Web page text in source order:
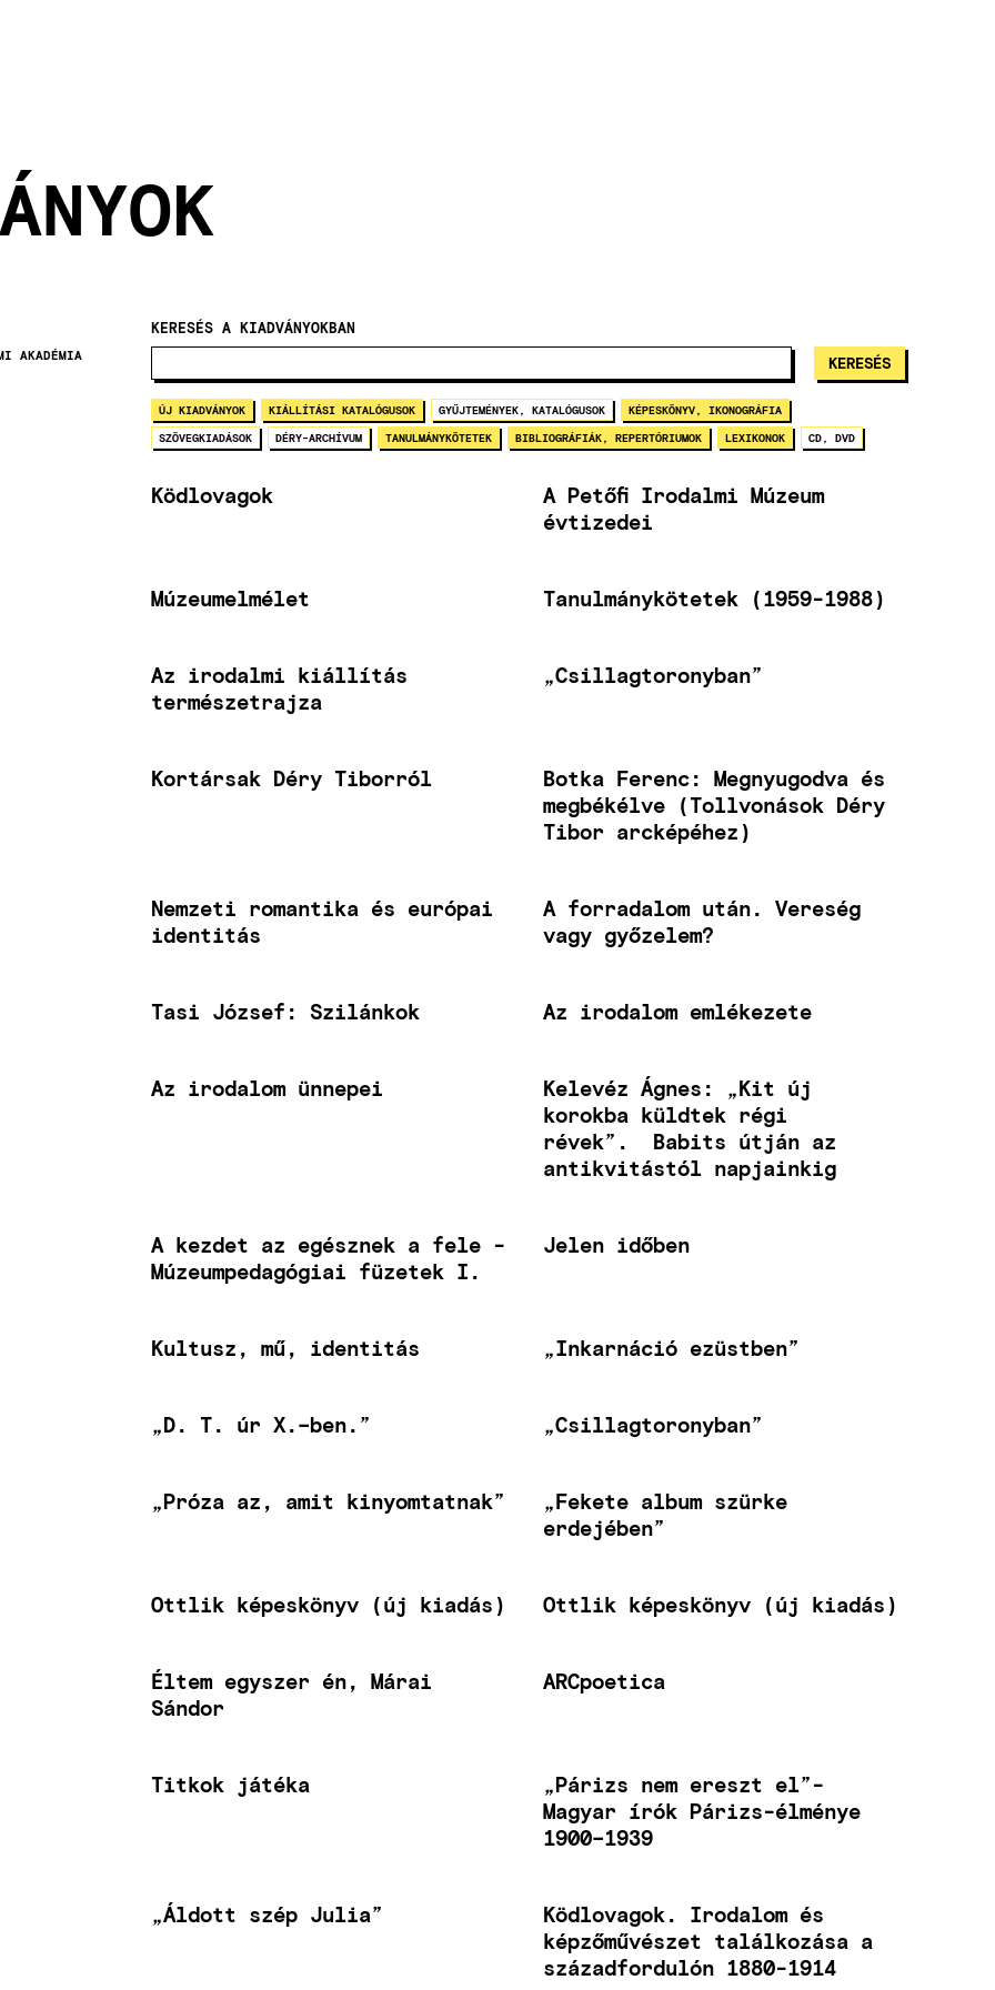
AKADÉMIA
KERESÉS A KIADVÁNYOKBAN
ÚJ KIADVÁNYOK KIÁLLÍTÁSI KATALÓGUSOK GYŰJTEMÉNYEK, KATALÓGUSOK KÉPESKÖNYV, IKONOGRÁFIA
SZÖVEGKIADÁSOK DÉRY-ARCHÍVUM TANULMÁNYKÖTETEK BIBLIOGRÁFIÁK, REPERTÓRIUMOK LEXIKONOK CD, DVD
Ködlovagok
A Petőfi Irodalmi Múzeum
évtizedei
Múzeumelmélet Tanulmánykötetek (1959-1988)
Az irodalmi kiállítás
természetrajza
„Csillagtoronyban”
Kortársak Déry Tiborról
Botka Ferenc: Megnyugodva és
megbékélve (Tollvonások Déry
Tibor arcképéhez)
Nemzeti romantika és európai
identitás
A forradalom után. Vereség
vagy győzelem?
Tasi József: Szilánkok Az irodalom emlékezete
Az irodalom ünnepei
Kelevéz Ágnes: „Kit új
korokba küldtek régi
révek”. Babits útján az
antikvitástól napjainkig
A kezdet az egésznek a fele -
Múzeumpedagógiai füzetek I.
Jelen időben
Kultusz, mű, identitás „Inkarnáció ezüstben”
„D. T. úr X.–ben.” „Csillagtoronyban”
„Próza az, amit kinyomtatnak”
„Fekete album szürke
erdejében”
Ottlik képeskönyv (új kiadás) Ottlik képeskönyv (új kiadás)
Éltem egyszer én, Márai
Sándor
ARCpoetica
Titkok játéka
„Párizs nem ereszt el”-
Magyar írók Párizs-élménye
1900–1939
„Áldott szép Julia”
Ködlovagok. Irodalom és
képzőművészet találkozása a
századfordulón 1880-1914